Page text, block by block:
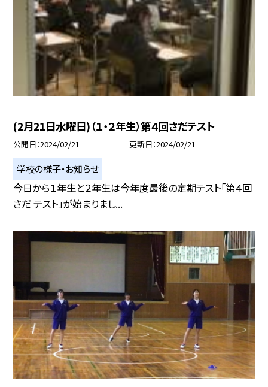
(2月21日水曜日)（１・２年生）第４回さだテスト
公開日 2024/02/21 更新日 2024/02/21
学校の様子・お知らせ
今日から１年生と２年生は今年度最後の定期テスト「第４回
さだ テスト」が始まりまし...